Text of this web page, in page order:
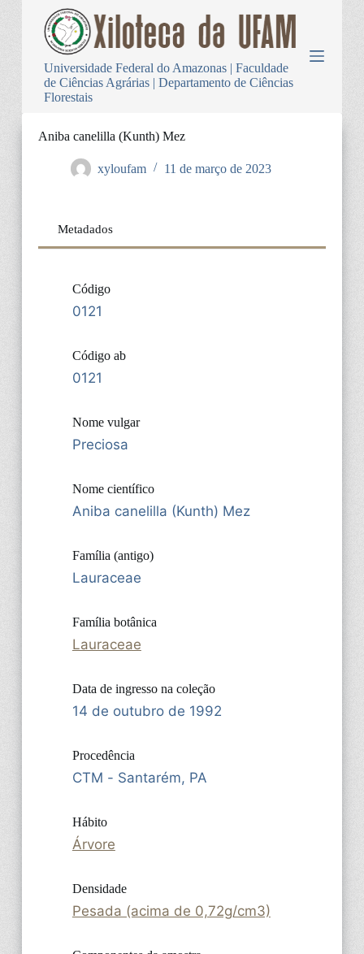
Universidade Federal do Amazonas | Faculdade
de Ciências Agrárias | Departamento de Ciências
Florestais
Aniba canelilla (Kunth) Mez
xyloufam 11 de março de 2023
Metadados
Código
0121
Código ab
0121
Nome vulgar
Preciosa
Nome científico
Aniba canelilla (Kunth) Mez
Família (antigo)
Lauraceae
Família botânica
Lauraceae
Data de ingresso na coleção
14 de outubro de 1992
Procedência
CTM - Santarém, PA
Hábito
Árvore
Densidade
Pesada (acima de 0,72g/cm3)